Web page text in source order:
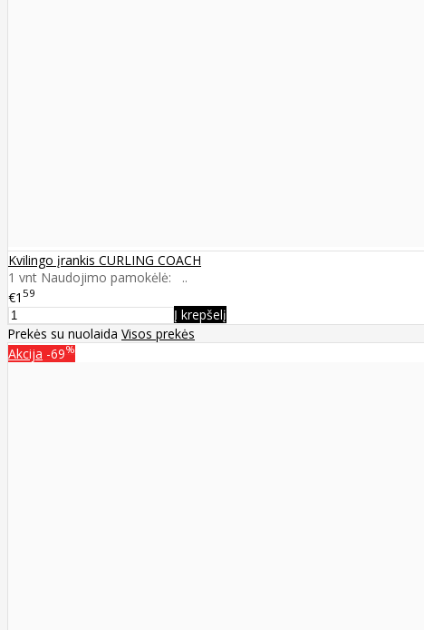
Kvilingo įrankis CURLING COACH
1 vnt Naudojimo pamokėlė: ..
€1 59
Į krepšelį
Prekės su nuolaida Visos prekės
Akcija -69%